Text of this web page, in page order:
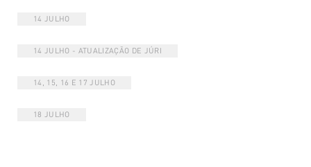
14 JULHO
14 JULHO - ATUALIZAÇÃO DE JÚRI
14, 15, 16 E 17 JULHO
18 JULHO